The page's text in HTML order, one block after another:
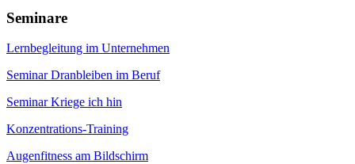
Seminare
Lernbegleitung im Unternehmen
Seminar Dranbleiben im Beruf
Seminar Kriege ich hin
Konzentrations-Training
Augenfitness am Bildschirm